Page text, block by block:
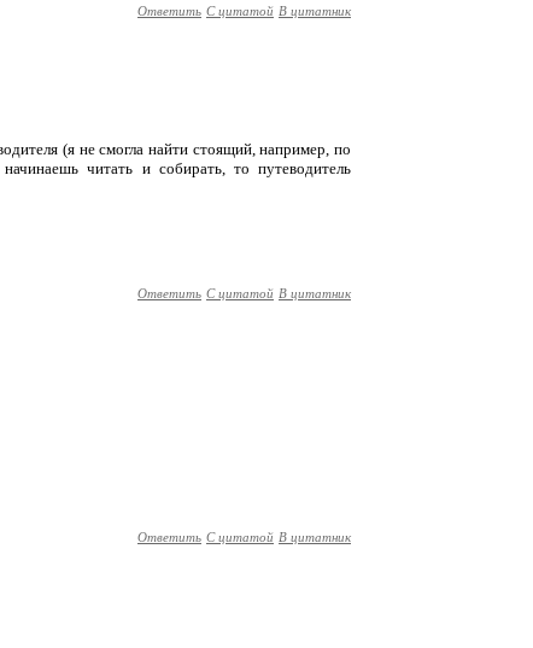
Ответить С цитатой В цитатник
(я не смогла найти стоящий, например, по
читать и собирать, то путеводитель
Ответить С цитатой В цитатник
Ответить С цитатой В цитатник